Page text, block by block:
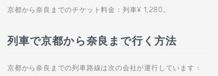
京都から奈良までのチケット料金：列車¥ 1,280。
列車で京都から奈良まで行く方法
京都から奈良までの列車路線は次の会社が運行しています：